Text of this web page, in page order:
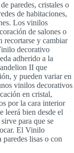
paredes, cristales o
de habitaciones,
Los vinilos
de salones o
recortarse y cambiar
decorativo
adherido a la
II que
y pueden variar en
vinilos decorativos
en cristal,
por la cara interior
leerá bien desde el
para que se
El Vinilo
lisas o con